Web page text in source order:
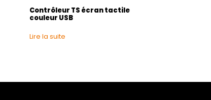
Contrôleur TS écran tactile
couleur USB
Lire la suite